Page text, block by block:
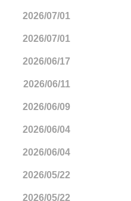
2026/07/01
2026/07/01
2026/06/17
2026/06/11
2026/06/09
2026/06/04
2026/06/04
2026/05/22
2026/05/22